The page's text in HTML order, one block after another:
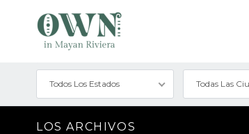
Todos Los Estados Todas Las
LOS ARCHIVOS